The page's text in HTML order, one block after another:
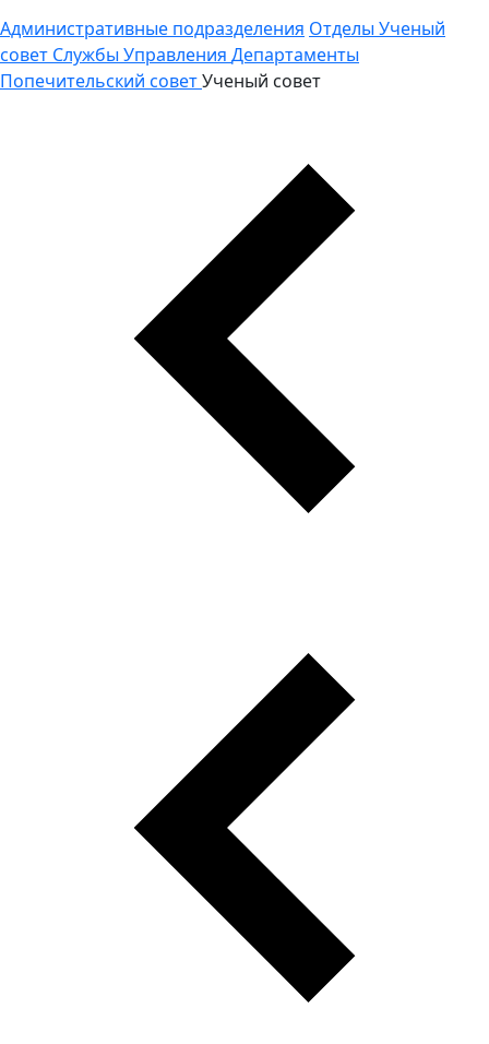
Административные подразделения Отделы Ученый
совет Службы Управления Департаменты
Попечительский советУченый совет